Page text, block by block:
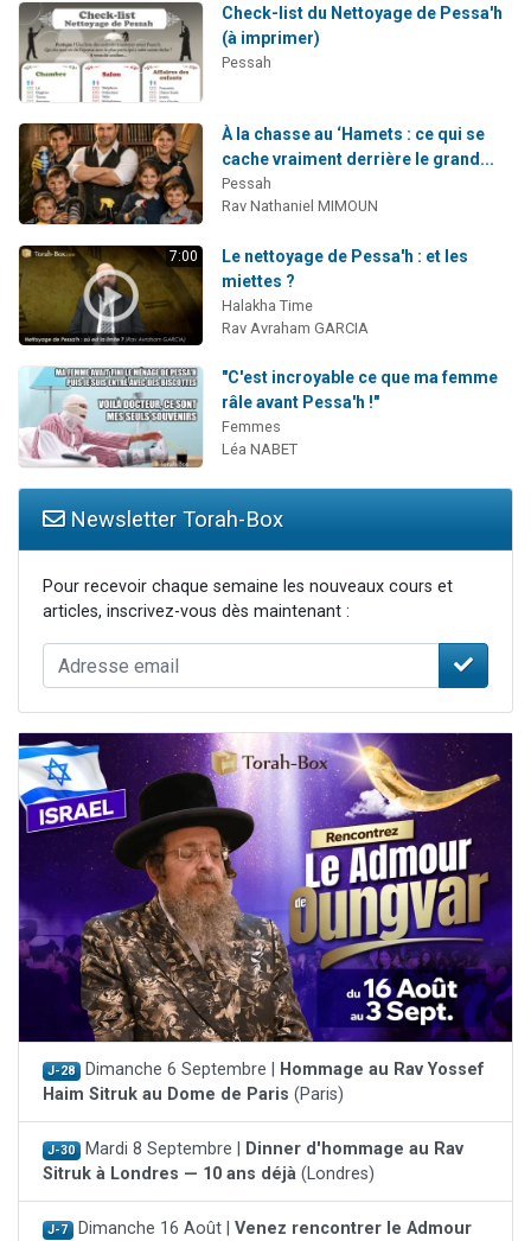
Check-list du Nettoyage de Pessa'h
(à imprimer)
Pessah
À la chasse au ‘Hamets : ce qui se
cache vraiment derrière le grand...
Pessah
Rav Nathaniel MIMOUN
7:00
Le nettoyage de Pessa'h : et les
miettes ?
Halakha Time
Rav Avraham GARCIA
"C'est incroyable ce que ma femme
râle avant Pessa'h !"
Femmes
Léa NABET
Newsletter Torah-Box
Pour recevoir chaque semaine les nouveaux cours et
articles, inscrivez-vous dès maintenant :
J-28 Dimanche 6 Septembre |
Hommage au Rav Yossef
Haim Sitruk au Dome de Paris (Paris)
J-30 Mardi 8 Septembre |
Dinner d'hommage au Rav
Sitruk à Londres — 10 ans déjà (Londres)
J-7 Dimanche 16 Août | Venez rencontrer le Admour